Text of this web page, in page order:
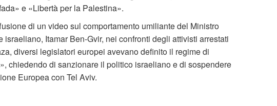
e «Libertà per la Palestina».
di un video sul comportamento umiliante del Ministro
Itamar Ben-Gvir, nei confronti degli attivisti arrestati
diversi legislatori europei avevano definito il regime di
chiedendo di sanzionare il politico israeliano e di sospendere
Europea con Tel Aviv.